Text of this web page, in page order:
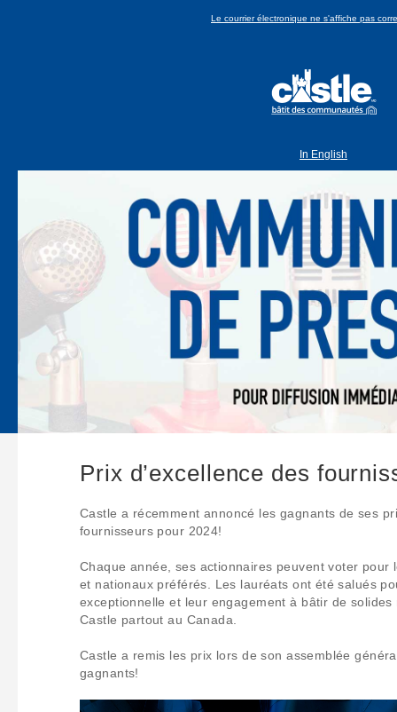
Le courrier électronique ne s'affiche pas
In English
Prix d’excellence des
Castle a récemment annoncé les gagnants de ses
fournisseurs pour 2024!
Chaque année, ses actionnaires peuvent voter pour
et nationaux préférés. Les lauréats ont été salués
exceptionnelle et leur engagement à bâtir de
Castle partout au Canada.
Castle a remis les prix lors de son assemblée
gagnants!